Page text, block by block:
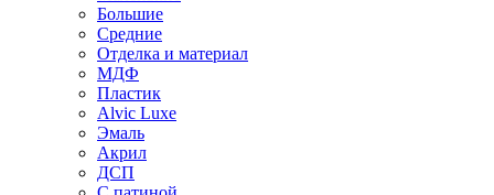
Большие
Средние
Отделка и материал
МДФ
Пластик
Alvic Luxe
Эмаль
Акрил
ДСП